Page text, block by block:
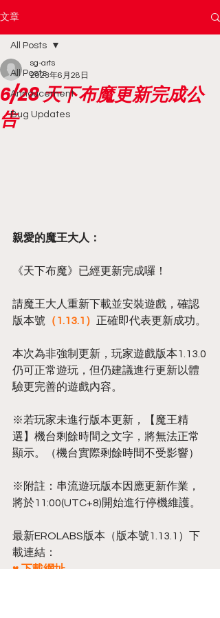
文章
All Posts
Annoucement
Bug Updates
All Posts
6/28 天下布魔更新完成公
告
sg-arts
2023年6月28日
親愛的魔王大人：
《天下布魔》已經更新完成囉！
請魔王大人重新下載並安裝遊戲，確認
版本號 （1.13.1） 正確即代表更新成功。
本次為非強制更新，玩家遊戲版本1.13.0
仍可正常遊玩，但仍建議進行更新以體
驗更完善的遊戲內容。
※若玩家未進行版本更新，【魔王精
選】機台剩餘時間之文字，將無法正常
顯示。（機台實際剩餘時間不受影響）
※附註：串流遊玩版本因應更新作業，
將於11:00(UTC+8)開始進行停機維護。
最新EROLABS版本（版本號1.13.1）下
載連結：
♥ 下載網址